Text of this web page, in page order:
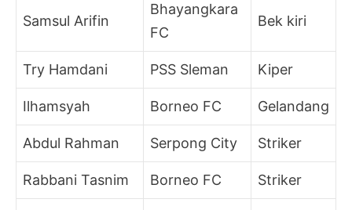
Samsul Arifin
Bhayangkara
FC
Bek kiri
Try Hamdani PSS Sleman Kiper
Ilhamsyah Borneo FC Gelandang
Abdul Rahman Serpong City Striker
Rabbani Tasnim Borneo FC Striker